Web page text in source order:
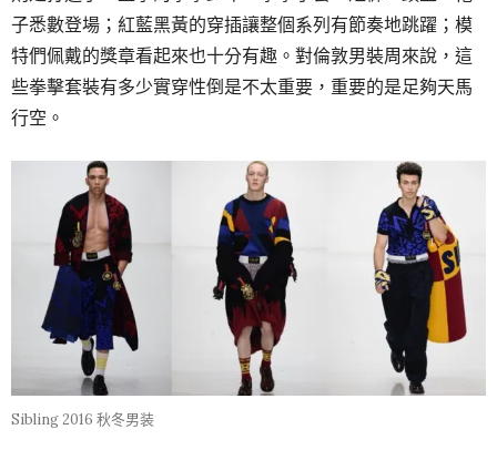
子悉數登場；紅藍黑黃的穿插讓整個系列有節奏地跳躍；模
特們佩戴的獎章看起來也十分有趣。對倫敦男裝周來說，這
些拳擊套裝有多少實穿性倒是不太重要，重要的是足夠天馬
行空。
Sibling 2016 秋冬男装